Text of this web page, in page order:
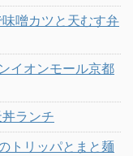
噌カツと天むす弁
イオンモール京都
ランチ
トリッパとまと麺